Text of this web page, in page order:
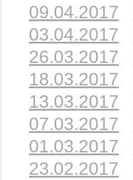
09.04.2017
03.04.2017
26.03.2017
18.03.2017
13.03.2017
07.03.2017
01.03.2017
23.02.2017